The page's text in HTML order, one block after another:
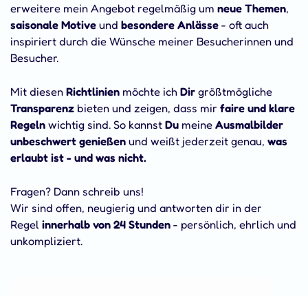
erweitere mein Angebot regelmäßig um neue Themen,
saisonale Motive und besondere Anlässe - oft auch
inspiriert durch die Wünsche meiner Besucherinnen und
Besucher.
Mit diesen Richtlinien möchte ich Dir größtmögliche
Transparenz bieten und zeigen, dass mir faire und klare
Regeln wichtig sind. So kannst Du meine Ausmalbilder
unbeschwert genießen und weißt jederzeit genau, was
erlaubt ist - und was nicht.
Fragen? Dann schreib uns!
Wir sind offen, neugierig und antworten dir in der
Regel innerhalb von 24 Stunden - persönlich, ehrlich und
unkompliziert.